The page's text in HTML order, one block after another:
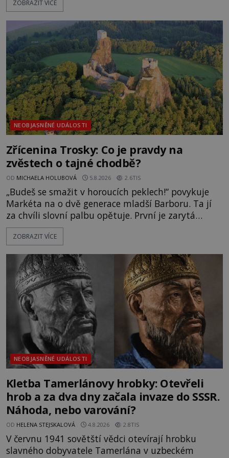
pravdivé historky, že zde došlo k nevysvětlitelným
následovat. Vstupujeme na pláž Dumas ve městě
Surat. Gu
ZOBRAZIT VÍCE
NEOBJASNĚNÉ UDÁLOSTI
Zřícenina Trosky: Co je pravdy na
zvěstech o tajné chodbě?
OD MICHAELA HOLUBOVÁ 5.8.2026 2.6TIS
„Budeš se smažit v horoucích peklech!“ povykuje
Markéta na o dvě generace mladší Barboru. Ta jí
za chvíli slovní palbu opětuje. První je zarytá
katolička, druhá přesvědčená kališnice. A každá z
nich se usídlí na jedné z věží slavného hradu
mezi vůdce protihusitského boje. Za manželku má
skutečně jistou
ZOBRAZIT VÍCE
NEOBJASNĚNÉ UDÁLOSTI
Kletba Tamerlánovy hrobky: Otevřeli
hrob a za dva dny začala invaze do SSSR.
Náhoda, nebo varování?
OD HELENA STEJSKALOVÁ 4.8.2026 2.8TIS
V červnu 1941 sovětští vědci otevírají hrobku
slavného dobyvatele Tamerlána v uzbeckém